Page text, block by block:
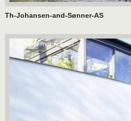
Th-Johansen-and-Sønner-AS